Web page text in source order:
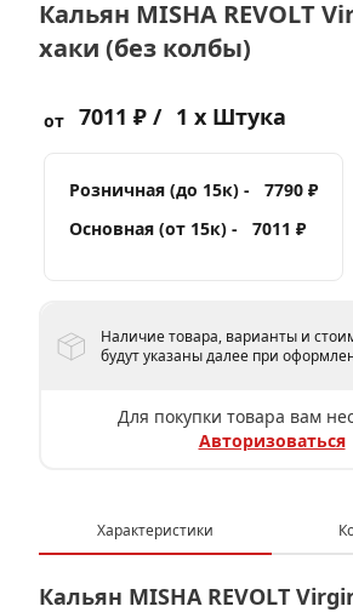
Кальян MISHA REVOLT
хаки (без колбы)
от 7011 ₽ / 1 x Штука
Розничная (до 15к) -
7790 ₽
Основная (от 15к) -
7011 ₽
Наличие товара, варианты и
будут указаны далее при
Для покупки товара вам
Авторизоваться
Характеристики
Кальян MISHA REVOLT